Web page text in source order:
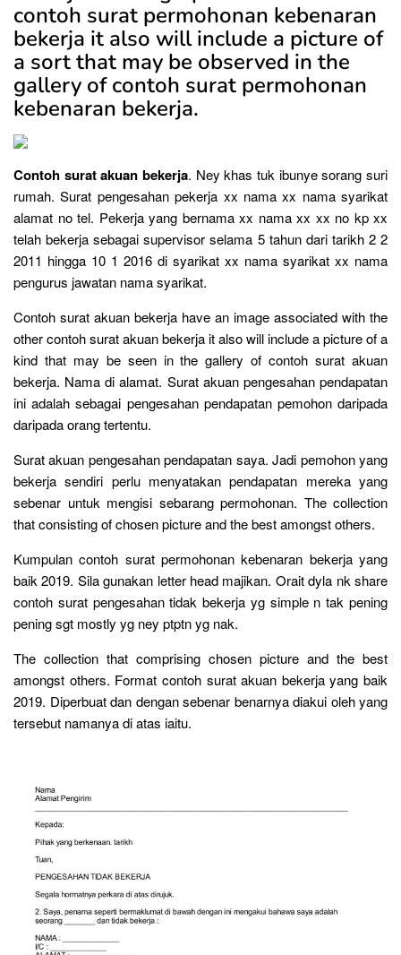
contoh surat permohonan kebenaran
bekerja it also will include a picture of
a sort that may be observed in the
gallery of contoh surat permohonan
kebenaran bekerja.
Contoh surat akuan bekerja. Ney khas tuk ibunye sorang suri
rumah. Surat pengesahan pekerja xx nama xx nama syarikat
alamat no tel. Pekerja yang bernama xx nama xx xx no kp xx
telah bekerja sebagai supervisor selama 5 tahun dari tarikh 2 2
2011 hingga 10 1 2016 di syarikat xx nama syarikat xx nama
pengurus jawatan nama syarikat.
Contoh surat akuan bekerja have an image associated with the
other contoh surat akuan bekerja it also will include a picture of a
kind that may be seen in the gallery of contoh surat akuan
bekerja. Nama di alamat. Surat akuan pengesahan pendapatan
ini adalah sebagai pengesahan pendapatan pemohon daripada
daripada orang tertentu.
Surat akuan pengesahan pendapatan saya. Jadi pemohon yang
bekerja sendiri perlu menyatakan pendapatan mereka yang
sebenar untuk mengisi sebarang permohonan. The collection
that consisting of chosen picture and the best amongst others.
Kumpulan contoh surat permohonan kebenaran bekerja yang
baik 2019. Sila gunakan letter head majikan. Orait dyla nk share
contoh surat pengesahan tidak bekerja yg simple n tak pening
pening sgt mostly yg ney ptptn yg nak.
The collection that comprising chosen picture and the best
amongst others. Format contoh surat akuan bekerja yang baik
2019. Diperbuat dan dengan sebenar benarnya diakui oleh yang
tersebut namanya di atas iaitu.